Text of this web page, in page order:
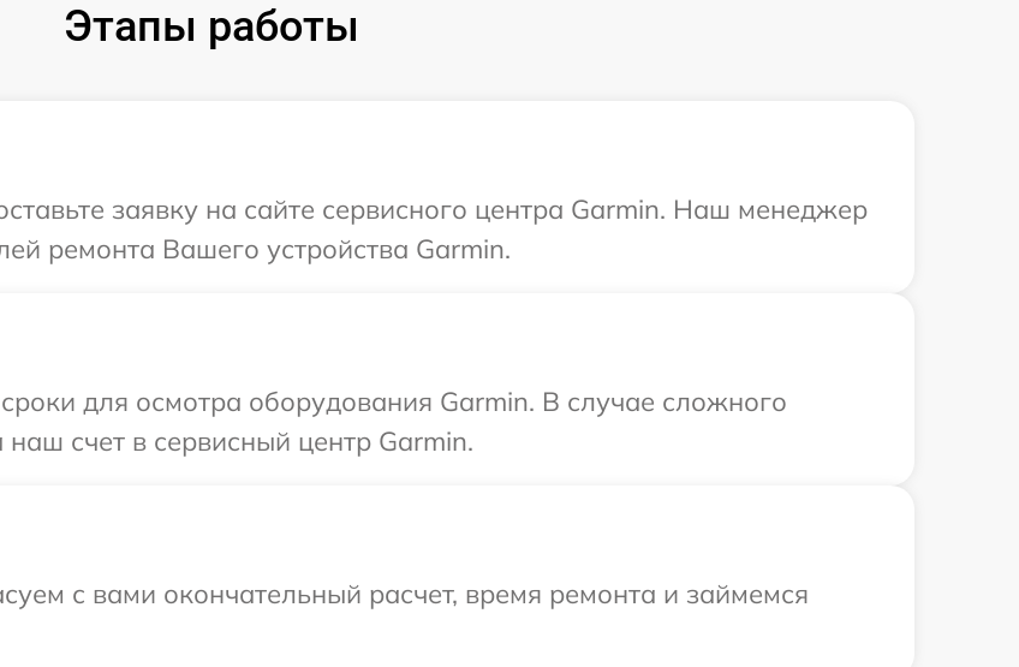
Этапы работы
заявку на сайте сервисного центра Garmin. Наш менеджер
ремонта Вашего устройства Garmin.
для осмотра оборудования Garmin. В случае сложного
счет в сервисный центр Garmin.
с вами окончательный расчет, время ремонта и займемся